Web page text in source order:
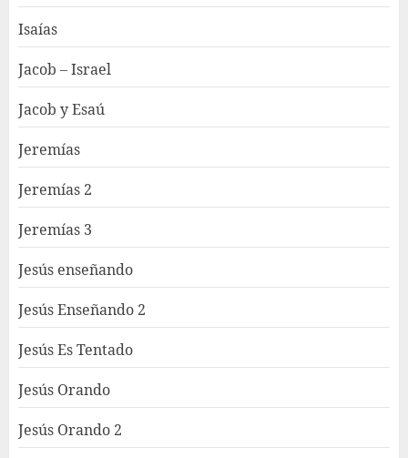
Isaías
Jacob – Israel
Jacob y Esaú
Jeremías
Jeremías 2
Jeremías 3
Jesús enseñando
Jesús Enseñando 2
Jesús Es Tentado
Jesús Orando
Jesús Orando 2